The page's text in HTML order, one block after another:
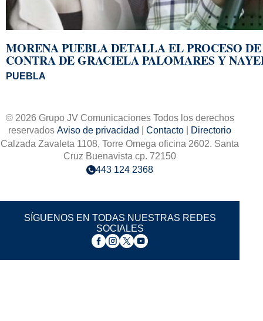
MORENA PUEBLA DETALLA EL PROCESO
CONTRA DE GRACIELA PALOMARES Y
PUEBLA
© 2026 Grupo JV Comunicaciones Todos los derechos
reservados Aviso de privacidad Contacto
Directorio
Calzada Zavaleta 1108, Torre Omega oficina 2602. Santa
Cruz Buenavista cp. 72150
443 124 2368
SÍGUENOS EN TODAS NUESTRAS REDES
SOCIALES